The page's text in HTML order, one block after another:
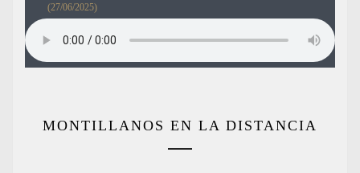
(27/06/2025)
MONTILLANOS EN LA DISTANCIA